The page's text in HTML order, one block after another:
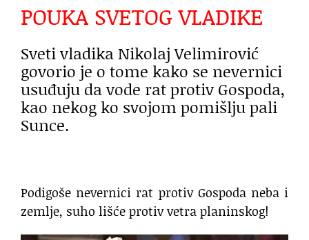
POUKA SVETOG VLADIKE
Sveti vladika Nikolaj Velimirović
govorio je o tome kako se nevernici
usuđuju da vode rat protiv Gospoda,
kao nekog ko svojom pomišlju pali
Sunce.
Podigoše nevernici rat protiv Gospoda neba i
zemlje, suho lišće protiv vetra planinskog!